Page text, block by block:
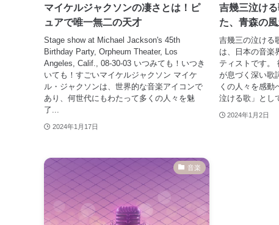
マイケルジャクソンの凄さとは！ピ
ュアで唯一無二の天才
Stage show at Michael Jackson's 45th
Birthday Party, Orpheum Theater, Los
Angeles, Calif., 08-30-03 いつみても！いつき
いても！すごいマイケルジャクソン マイケ
ル・ジャクソンは、世界的な音楽アイコンで
あり、何世代にもわたって多くの人々を魅
了...
2024年1月17日
吉幾三泣け
た、青森の
吉幾三の泣ける
は、日本の音楽
ティストです。
が息づく深い歌
くの人々を感動
泣ける歌」とし
2024年1月2日
音楽